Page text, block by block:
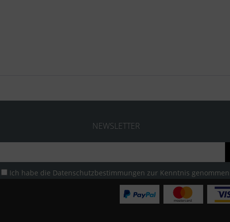
NEWSLETTER
Ich habe die Datenschutzbestimmungen zur Kenntnis